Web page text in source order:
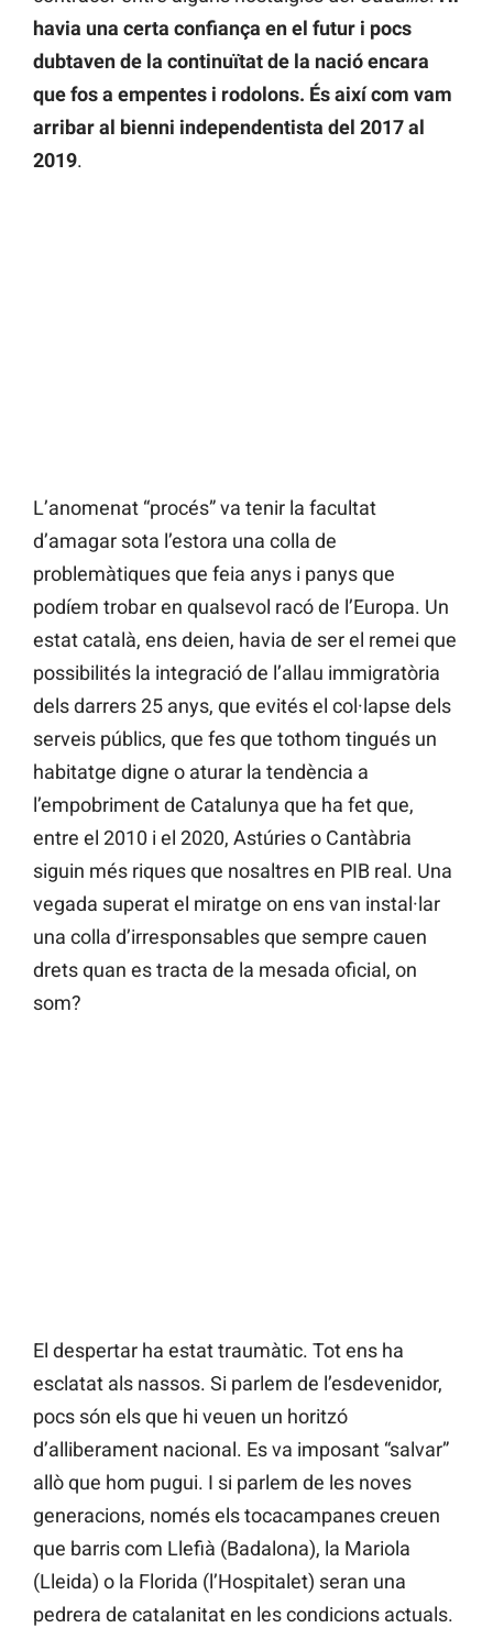
havia una certa confiança en el futur i pocs
dubtaven de la continuïtat de la nació encara
que fos a empentes i rodolons. És així com vam
arribar al bienni independentista del 2017 al
2019.
L’anomenat “procés” va tenir la facultat
d’amagar sota l’estora una colla de
problemàtiques que feia anys i panys que
podíem trobar en qualsevol racó de l’Europa. Un
estat català, ens deien, havia de ser el remei que
possibilités la integració de l’allau immigratòria
dels darrers 25 anys, que evités el col·lapse dels
serveis públics, que fes que tothom tingués un
habitatge digne o aturar la tendència a
l’empobriment de Catalunya que ha fet que,
entre el 2010 i el 2020, Astúries o Cantàbria
siguin més riques que nosaltres en PIB real. Una
vegada superat el miratge on ens van instal·lar
una colla d’irresponsables que sempre cauen
drets quan es tracta de la mesada oficial, on
som?
El despertar ha estat traumàtic. Tot ens ha
esclatat als nassos. Si parlem de l’esdevenidor,
pocs són els que hi veuen un horitzó
d’alliberament nacional. Es va imposant “salvar”
allò que hom pugui. I si parlem de les noves
generacions, només els tocacampanes creuen
que barris com Llefià (Badalona), la Mariola
(Lleida) o la Florida (l’Hospitalet) seran una
pedrera de catalanitat en les condicions actuals.